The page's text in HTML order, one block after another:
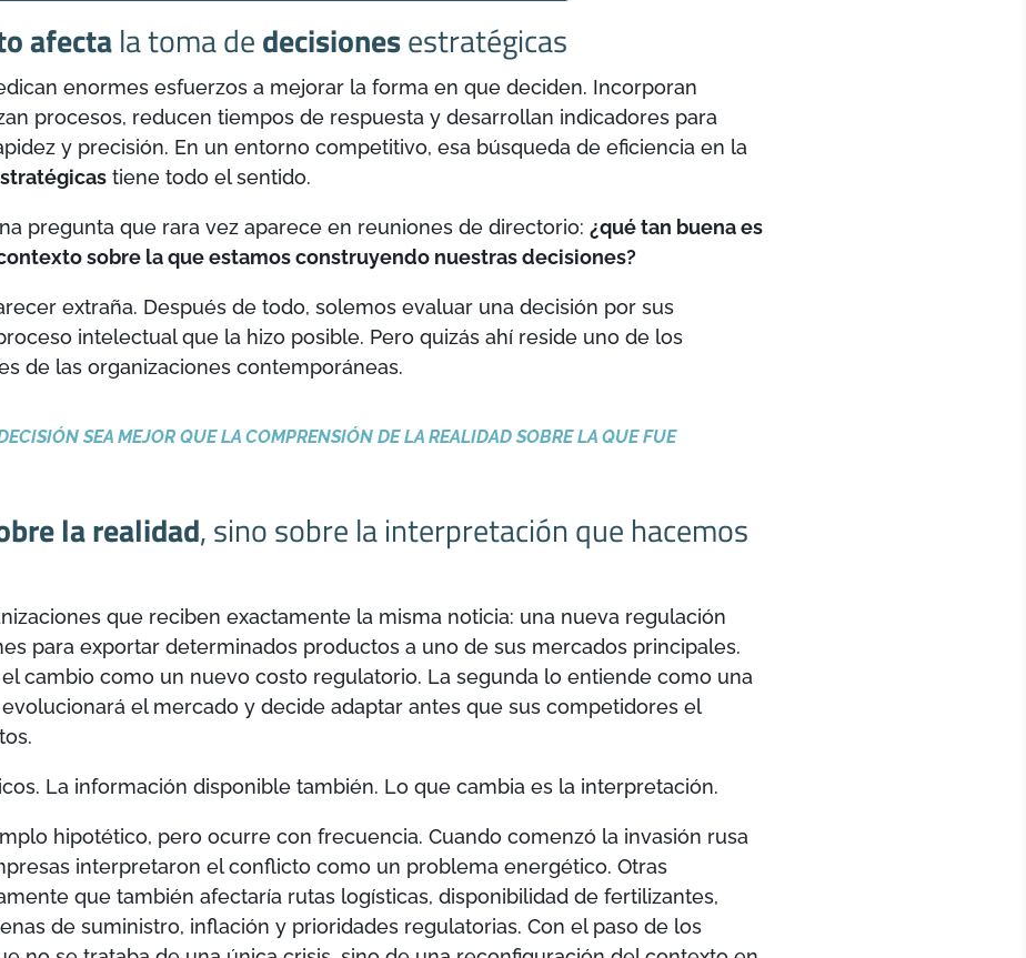
afectala toma dedecisionesestratégicas
enormes esfuerzos a mejorar la forma en que deciden. Incorporan
procesos, reducen tiempos de respuesta y desarrollan indicadores para
y precisión. En un entorno competitivo, esa búsqueda de eficiencia en la
tiene todo el sentido.
pregunta que rara vez aparece en reuniones de directorio:¿qué tan buena es
sobre la que estamos construyendo nuestras decisiones?
extraña. Después de todo, solemos evaluar una decisión por sus
intelectual que la hizo posible. Pero quizás ahí reside uno de los
de las organizaciones contemporáneas.
SEA MEJOR QUE LA COMPRENSIÓN DE LA REALIDAD SOBRE LA QUE FUE
la realidad, sino sobre la interpretación que hacemos
que reciben exactamente la misma noticia: una nueva regulación
para exportar determinados productos a uno de sus mercados principales.
cambio como un nuevo costo regulatorio. La segunda lo entiende como una
el mercado y decide adaptar antes que sus competidores el
La información disponible también. Lo que cambia es la interpretación.
hipotético, pero ocurre con frecuencia. Cuando comenzó la invasión rusa
interpretaron el conflicto como un problema energético. Otras
que también afectaría rutas logísticas, disponibilidad de fertilizantes,
de suministro, inflación y prioridades regulatorias. Con el paso de los